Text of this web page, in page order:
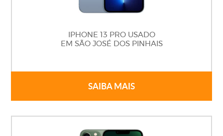
IPHONE 13 PRO USADO
EM SÃO JOSÉ DOS PINHAIS
SAIBA MAIS